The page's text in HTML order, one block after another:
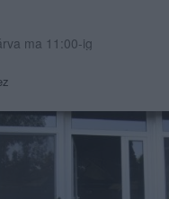
ma 11:00-ig